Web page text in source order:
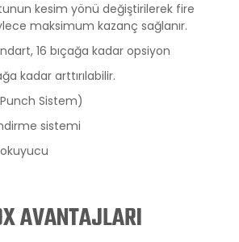
kesim yönü değiştirilerek fire
maksimum kazanç sağlanır.
16 bıçağa kadar opsiyon
kadar arttırılabilir.
Sistem)
sistemi
AVANTAJLARI